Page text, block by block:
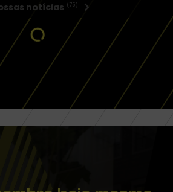
notícias (75)